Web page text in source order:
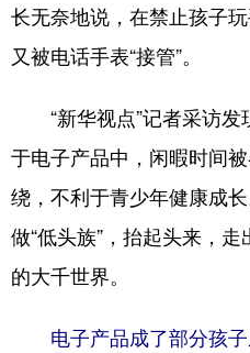
学术中国 乡村振兴
城市 旅游
公益 一带一路
文化产业
地方频道
北京 天津
长无奈地说，在禁止孩子
又被电话手表“接管”。
“新华视点”记者采访发
于电子产品中，闲暇时间
绕，不利于青少年健康成
做“低头族”，抬起头来，
的大千世界。
电子产品成了部分孩